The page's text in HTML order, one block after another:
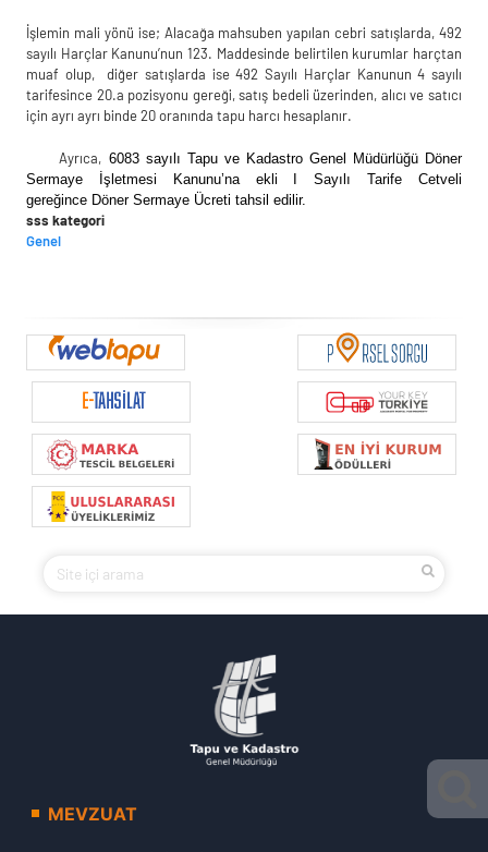
İşlemin mali yönü ise; Alacağa mahsuben yapılan cebri satışlarda, 492
sayılı Harçlar Kanunu’nun 123. Maddesinde belirtilen kurumlar harçtan
muaf olup, diğer satışlarda ise 492 Sayılı Harçlar Kanunun 4 sayılı
tarifesince 20.a pozisyonu gereği, satış bedeli üzerinden, alıcı ve satıcı
için ayrı ayrı binde 20 oranında tapu harcı hesaplanır.
Ayrıca, 6083 sayılı Tapu ve Kadastro Genel Müdürlüğü Döner
Sermaye İşletmesi Kanunu’na ekli I Sayılı Tarife Cetveli
gereğince Döner Sermaye Ücreti tahsil edilir.
sss kategori
Genel
MEVZUAT